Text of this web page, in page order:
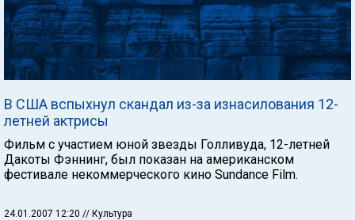
В США вспыхнул скандал из-за изнасилования 12-
летней актрисы
Фильм с участием юной звезды Голливуда, 12-летней
Дакоты Фэннинг, был показан на американском
фестивале некоммерческого кино Sundance Film.
24.01.2007 12:20 // Культура